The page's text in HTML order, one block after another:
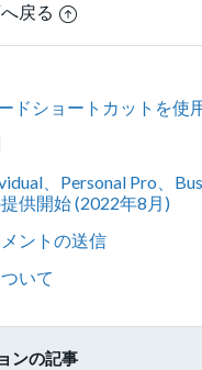
戻る
ドショートカットを使
、Personal Pro、
供開始 (2022年8月)
ントの送信
いて
ンの記事